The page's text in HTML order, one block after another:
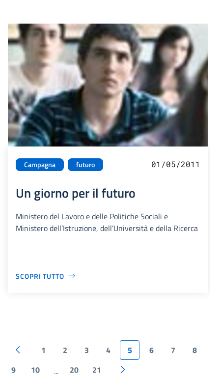
Campagna futuro 01/05/2011
Un giorno per il futuro
Ministero del Lavoro e delle Politiche Sociali e
Ministero dell’Istruzione, dell’Università e della Ricerca
SCOPRI TUTTO
1 2 3 4 5 6 7
8
9
10 ... 20 21